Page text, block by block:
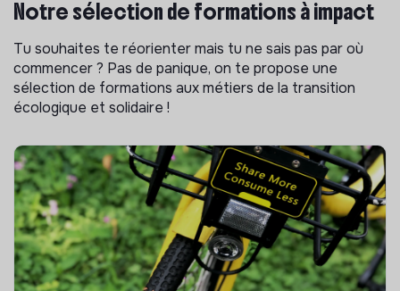
Notre sélection de formations à impact
Tu souhaites te réorienter mais tu ne sais pas par où
commencer ? Pas de panique, on te propose une
sélection de formations aux métiers de la transition
écologique et solidaire !